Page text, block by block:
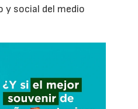
y social del medio